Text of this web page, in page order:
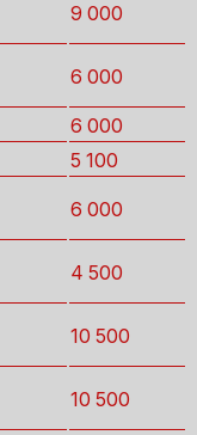
9 000
6 000
6 000
5 100
6 000
4 500
10 500
10 500